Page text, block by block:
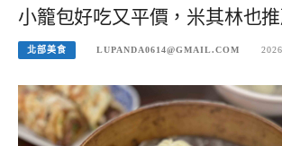
小籠包好吃又平價，米其林也
北部美食 LUPANDA0614@GMAIL.COM